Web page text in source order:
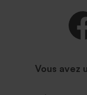
Vous avez